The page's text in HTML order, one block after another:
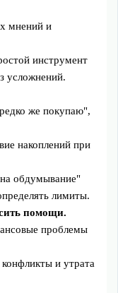
мнений и
инструмент
усложнений.
же покупаю",
накоплений при
обдумывание"
лимиты.
помощи.
проблемы
и утрата